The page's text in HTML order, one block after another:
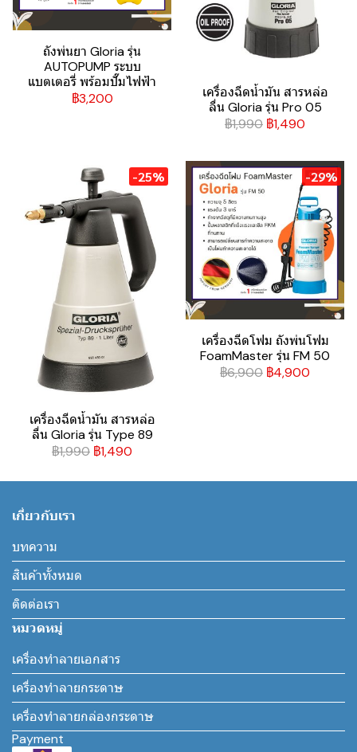
ถังพ่นยา Gloria รุ่น
AUTOPUMP ระบบ
แบตเตอรี่ พร้อมปั๊มไฟฟ้า
฿3,200
เครื่องฉีดน้ำมัน สารหล่อ
ลื่น Gloria รุ่น Pro 05
฿1,990 ฿1,490
-25%
เครื่องฉีดน้ำมัน สารหล่อ
ลื่น Gloria รุ่น Type 89
฿1,990 ฿1,490
-29%
เครื่องฉีดโฟม ถังพ่นโฟม
FoamMaster รุ่น FM 50
฿6,900 ฿4,900
เกี่ยวกับเรา
บทความ
สินค้าทั้งหมด
ติดต่อเรา
หมวดหมู่
เครื่องทำลายเอกสาร
เครื่องทำลายกระดาษ
เครื่องทำลายกล่องกระดาษ
Payment